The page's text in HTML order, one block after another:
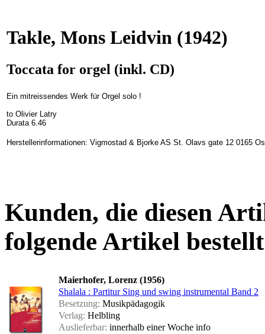
Takle, Mons Leidvin (1942)
Toccata for orgel (inkl. CD)
Ein mitreissendes Werk für Orgel solo !
to Olivier Latry
Durata 6.46
Herstellerinformationen: Vigmostad & Bjorke AS St. Olavs gate 12 0165
Kunden, die diesen
folgende Artikel
Maierhofer, Lorenz (1956)
Shalala : Partitur Sing und swing instrumental Band 2
Besetzung: Musikpädagogik
Verlag: Helbling
Auslieferbar: innerhalb einer Woche info